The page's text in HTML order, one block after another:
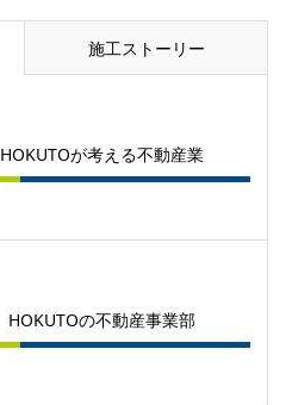
施工ストーリー
HOKUTOが考える不動産業
HOKUTOの不動産事業部